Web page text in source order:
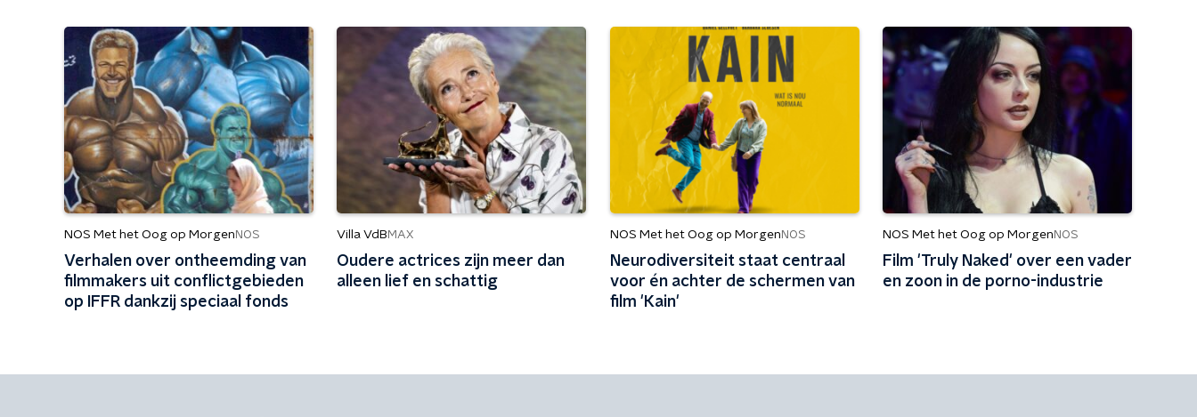
NOS Met het Oog op Morgen NOS
Verhalen over ontheemding van
filmmakers uit conflictgebieden
op IFFR dankzij speciaal fonds
Villa VdB MAX
Oudere actrices zijn meer dan
alleen lief en schattig
NOS Met het Oog op Morgen NOS
Neurodiversiteit staat centraal
voor én achter de schermen van
film 'Kain'
NOS Met het Oog op Morgen NOS
Film 'Truly Naked' over een vader
en zoon in de porno-industrie